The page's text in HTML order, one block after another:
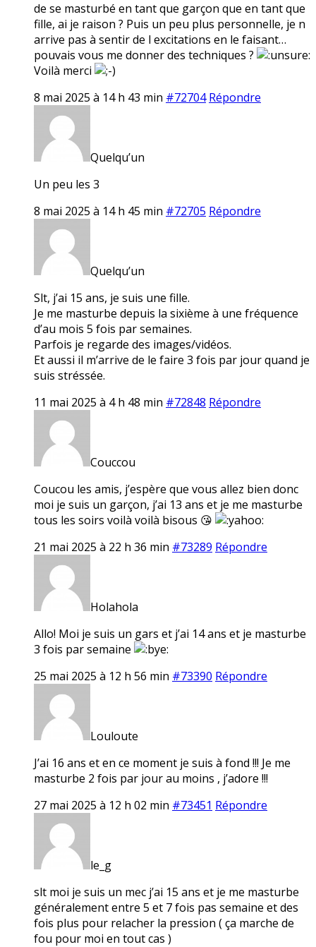
de se masturbé en tant que garçon que en tant que
fille, ai je raison ? Puis un peu plus personnelle, je n
arrive pas à sentir de l excitations en le faisant…
pouvais vous me donner des techniques ?
Voilà merci
8 mai 2025 à 14 h 43 min #72704 Répondre
Quelqu’un
Un peu les 3
8 mai 2025 à 14 h 45 min #72705 Répondre
Quelqu’un
Slt, j’ai 15 ans, je suis une fille.
Je me masturbe depuis la sixième à une fréquence
d’au mois 5 fois par semaines.
Parfois je regarde des images/vidéos.
Et aussi il m’arrive de le faire 3 fois par jour quand je
suis stréssée.
11 mai 2025 à 4 h 48 min #72848 Répondre
Couccou
Coucou les amis, j’espère que vous allez bien donc
moi je suis un garçon, j’ai 13 ans et je me masturbe
tous les soirs voilà voilà bisous 😘
21 mai 2025 à 22 h 36 min #73289 Répondre
Holahola
Allo! Moi je suis un gars et j’ai 14 ans et je masturbe
3 fois par semaine
25 mai 2025 à 12 h 56 min #73390 Répondre
Louloute
J’ai 16 ans et en ce moment je suis à fond !!! Je me
masturbe 2 fois par jour au moins , j’adore !!!
27 mai 2025 à 12 h 02 min #73451 Répondre
le_g
slt moi je suis un mec j’ai 15 ans et je me masturbe
généralement entre 5 et 7 fois pas semaine et des
fois plus pour relacher la pression ( ça marche de
fou pour moi en tout cas )